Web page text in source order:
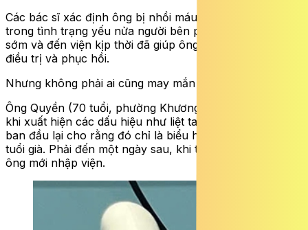
Các bác sĩ xác định ông bị nhồi máu não cấp, nhập viện
trong tình trạng yếu nửa người bên phải. Việc phát hiện
sớm và đến viện kịp thời đã giúp ông có thêm cơ hội
điều trị và phục hồi.
Nhưng không phải ai cũng may mắn như vậy….
Ông Quyền (70 tuổi, phường Khương Thượng, Hà Nội)
khi xuất hiện các dấu hiệu như liệt tay chân, nói khó,
ban đầu lại cho rằng đó chỉ là biểu hiện mệt mỏi của
tuổi già. Phải đến một ngày sau, khi tình trạng trở nặng,
ông mới nhập viện.